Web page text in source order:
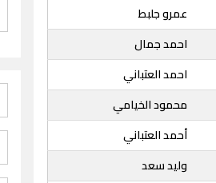
عمرو جلبط
احمد جمال
احمد العتباني
محمود الخيامي
أحمد العتباني
وليد سعد